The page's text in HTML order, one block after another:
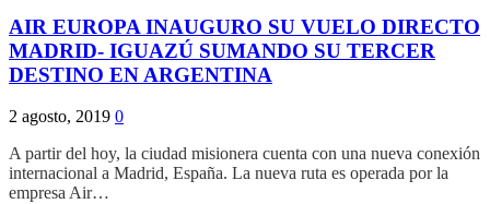
AIR EUROPA INAUGURO SU VUELO DIRECTO
MADRID- IGUAZÚ SUMANDO SU TERCER
DESTINO EN ARGENTINA
2 agosto, 2019 0
A partir del hoy, la ciudad misionera cuenta con una nueva conexión
internacional a Madrid, España. La nueva ruta es operada por la
empresa Air…